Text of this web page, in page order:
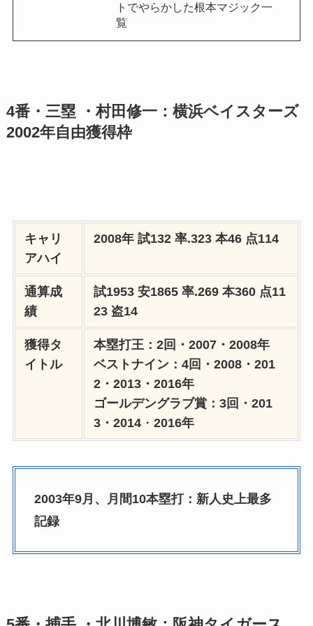
トでやらかした根本マジック一
覧
4番・三塁 ・村田修一：横浜ベイスターズ
2002年自由獲得枠
キャリ
アハイ
2008年 試132 率.323 本46 点114
通算成
績
試1953 安1865 率.269 本360 点11
23 盗14
獲得タ
イトル
本塁打王：2回・2007・2008年
ベストナイン：4回・2008・201
2・2013・2016年
ゴールデングラブ賞：3回・201
3・2014 ・2016年
2003年9月、月間10本塁打：新人史上最多
記録